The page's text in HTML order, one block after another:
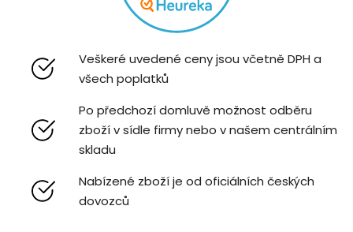
Veškeré uvedené ceny jsou včetně DPH a
všech poplatků
Po předchozí domluvě možnost odběru
zboží v sídle firmy nebo v našem centrálním
skladu
Nabízené zboží je od oficiálních českých
dovozců